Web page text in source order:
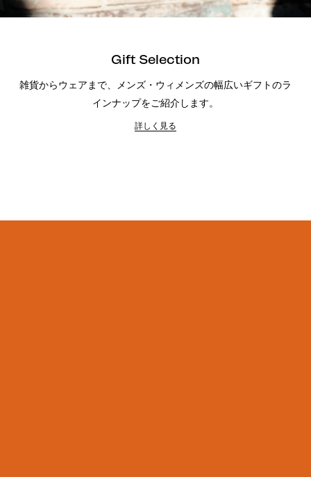
Gift Selection
雑貨からウェアまで、メンズ・ウィメンズの幅広いギフトのラ
インナップをご紹介します。
詳しく見る